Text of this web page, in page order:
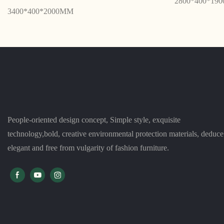
3400*400*2000MM
People-oriented design concept, Simple style, exquisite
technology,bold, creative environmental protection materials, deduce
elegant and free from vulgarity of fashion furniture.